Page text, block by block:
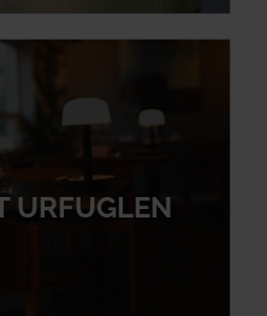
URFUGLEN